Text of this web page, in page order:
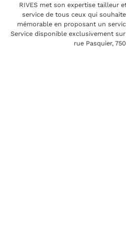
RIVES met son expertise tailleur
service de tous ceux qui
mémorable en proposant un
Service disponible exclusivement
rue Pasquier,